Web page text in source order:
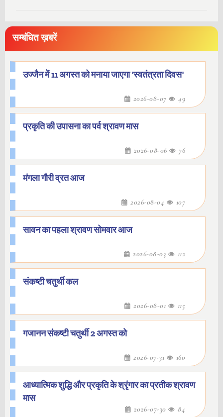
सम्बंधित ख़बरें
उज्जैन में 11 अगस्त को मनाया जाएगा 'स्वतंत्रता दिवस'
2026-08-07 49
प्रकृति की उपासना का पर्व श्रावण मास
2026-08-06 76
मंगला गौरी व्रत आज
2026-08-04 107
सावन का पहला श्रावण सोमवार आज
2026-08-03 112
संकष्टी चतुर्थी कल
2026-08-01 115
गजानन संकष्टी चतुर्थी 2 अगस्त को
2026-07-31 160
आध्यात्मिक शुद्धि और प्रकृति के श्रृंगार का प्रतीक श्रावण
मास
2026-07-30 84